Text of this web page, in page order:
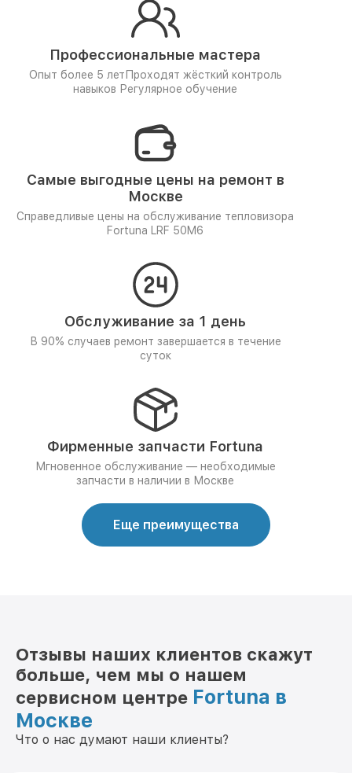
Профессиональные мастера
Опыт более 5 лет Проходят жёсткий контроль
навыков Регулярное обучение
Самые выгодные цены на ремонт в
Москве
Справедливые цены на обслуживание тепловизора
Fortuna LRF 50M6
Обслуживание за 1 день
В 90% случаев ремонт завершается в течение
суток
Фирменные запчасти Fortuna
Мгновенное обслуживание — необходимые
запчасти в наличии в Москве
Еще преимущества
Отзывы наших клиентов скажут
больше, чем мы о нашем
сервисном центре Fortuna в
Москве
Что о нас думают наши клиенты?